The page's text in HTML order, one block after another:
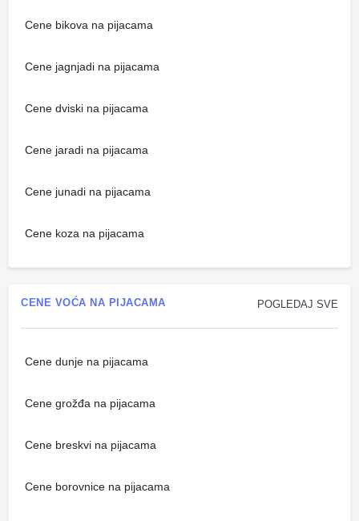
Cene bikova na pijacama
Cene jagnjadi na pijacama
Cene dviski na pijacama
Cene jaradi na pijacama
Cene junadi na pijacama
Cene koza na pijacama
POGLEDAJ SVE
CENE VOĆA NA PIJACAMA
Cene dunje na pijacama
Cene grožđa na pijacama
Cene breskvi na pijacama
Cene borovnice na pijacama